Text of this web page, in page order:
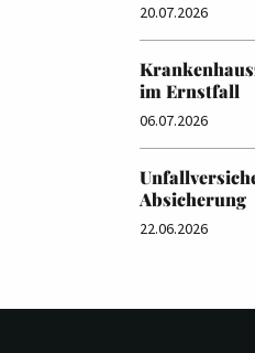
20.07.2026
im Ernstfall
06.07.2026
Absicherung
22.06.2026